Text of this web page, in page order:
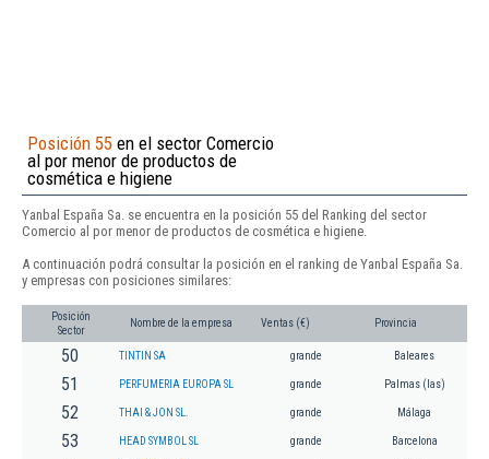
Posición 55 en el sector Comercio
al por menor de productos de
cosmética e higiene
Yanbal España Sa. se encuentra en la posición 55 del Ranking del sector
Comercio al por menor de productos de cosmética e higiene.
A continuación podrá consultar la posición en el ranking de Yanbal España Sa.
y empresas con posiciones similares:
Posición
Sector
Nombre de la empresa Ventas (€) Provincia
50 TINTIN SA grande Baleares
51 PERFUMERIA EUROPA SL grande Palmas (las)
52 THAI & JON SL. grande Málaga
53 HEAD SYMBOL SL grande Barcelona